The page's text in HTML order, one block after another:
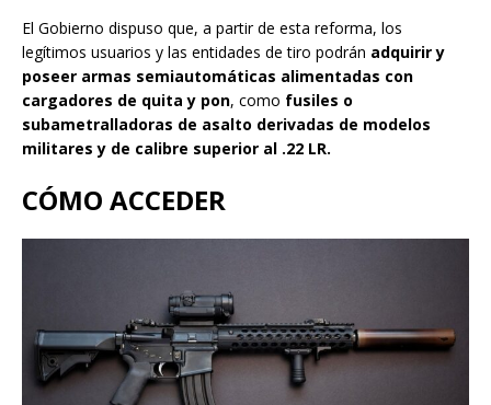
El Gobierno dispuso que, a partir de esta reforma, los
legítimos usuarios y las entidades de tiro podrán adquirir y
poseer armas semiautomáticas alimentadas con
cargadores de quita y pon, como fusiles o
subametralladoras de asalto derivadas de modelos
militares y de calibre superior al .22 LR.
CÓMO ACCEDER